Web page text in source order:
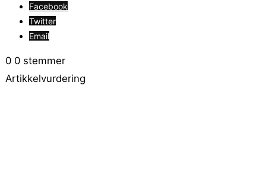
Facebook
Twitter
Email
0 0 stemmer
Artikkelvurdering